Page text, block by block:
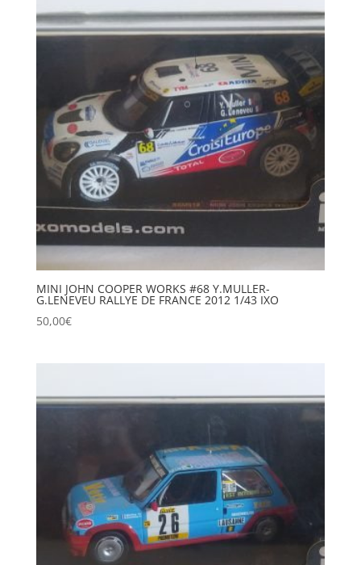
MINI JOHN COOPER WORKS #68 Y.MULLER-
G.LENEVEU RALLYE DE FRANCE 2012 1/43 IXO
50,00€